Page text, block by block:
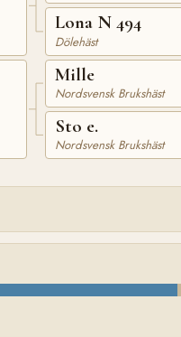
Lona N 494
Dölehäst
Mille
Nordsvensk Brukshäst
Sto e.
Nordsvensk Brukshäst